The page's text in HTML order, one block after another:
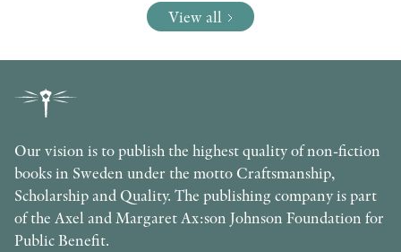
View all
Our vision is to publish the highest quality of non-fiction
books in Sweden under the motto Craftsmanship,
Scholarship and Quality. The publishing company is part
of the Axel and Margaret Ax:son Johnson Foundation for
Public Benefit.